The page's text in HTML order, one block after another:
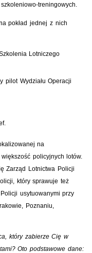
treningowych.
pokład jednej z nich
Lotniczego
pilot Wydziału Operacji
.
na
policyjnych lotów.
Zarząd Lotnictwa Policji
który sprawuje też
usytuowanymi przy
Poznaniu,
który zabierze Cię w
Oto podstawowe dane: